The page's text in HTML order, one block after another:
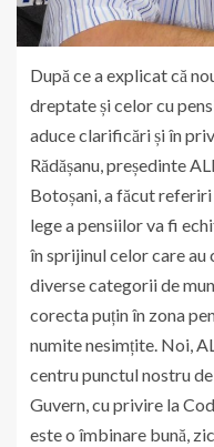
După ce a explicat că
dreptate și celor cu
aduce clarificări și în
Rădășanu, președinte
Botoșani, a făcut
lege a pensiilor va fi
în sprijinul celor care
diverse categorii de
corecta puțin în zona
numite nesimțite. Noi,
centru punctul nostru
Guvern, cu privire la
este o îmbinare bună,